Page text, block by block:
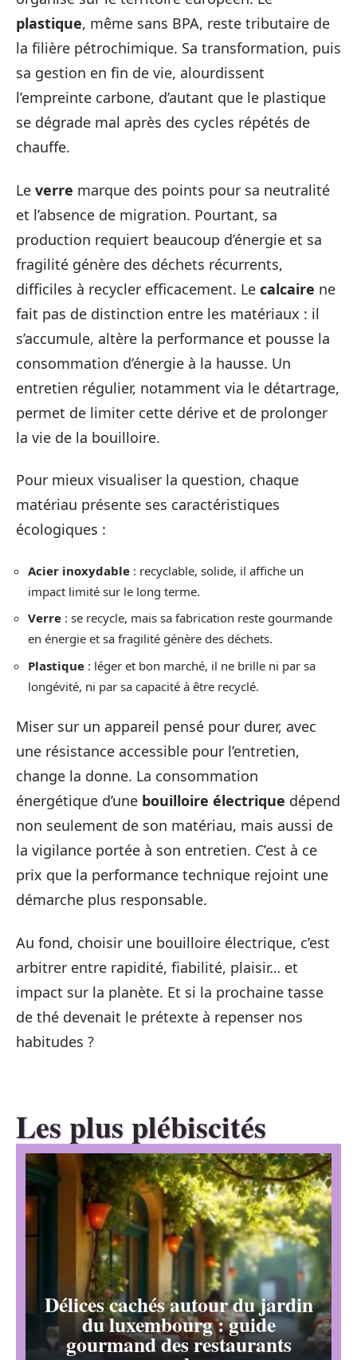
plastique, même sans BPA, reste tributaire de
la filière pétrochimique. Sa transformation, puis
sa gestion en fin de vie, alourdissent
l’empreinte carbone, d’autant que le plastique
se dégrade mal après des cycles répétés de
chauffe.
Le verre marque des points pour sa neutralité
et l’absence de migration. Pourtant, sa
production requiert beaucoup d’énergie et sa
fragilité génère des déchets récurrents,
difficiles à recycler efficacement. Le calcaire ne
fait pas de distinction entre les matériaux : il
s’accumule, altère la performance et pousse la
consommation d’énergie à la hausse. Un
entretien régulier, notamment via le détartrage,
permet de limiter cette dérive et de prolonger
la vie de la bouilloire.
Pour mieux visualiser la question, chaque
matériau présente ses caractéristiques
écologiques :
Acier inoxydable : recyclable, solide, il affiche un
impact limité sur le long terme.
Verre : se recycle, mais sa fabrication reste gourmande
en énergie et sa fragilité génère des déchets.
Plastique : léger et bon marché, il ne brille ni par sa
longévité, ni par sa capacité à être recyclé.
Miser sur un appareil pensé pour durer, avec
une résistance accessible pour l’entretien,
change la donne. La consommation
énergétique d’une bouilloire électrique dépend
non seulement de son matériau, mais aussi de
la vigilance portée à son entretien. C’est à ce
prix que la performance technique rejoint une
démarche plus responsable.
Au fond, choisir une bouilloire électrique, c’est
arbitrer entre rapidité, fiabilité, plaisir… et
impact sur la planète. Et si la prochaine tasse
de thé devenait le prétexte à repenser nos
habitudes ?
Les plus plébiscités
Délices cachés autour du jardin
du luxembourg : guide
gourmand des restaurants